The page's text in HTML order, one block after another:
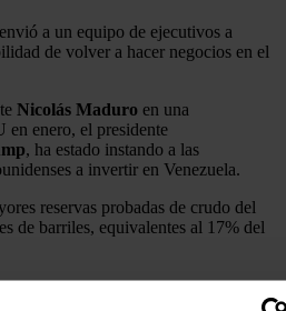
a un equipo de ejecutivos a
de volver a hacer negocios en el
Nicolás Maduro en una
enero, el presidente
, ha estado instando a las
a invertir en Venezuela.
reservas probadas de crudo del
de barriles, equivalentes al 17% del